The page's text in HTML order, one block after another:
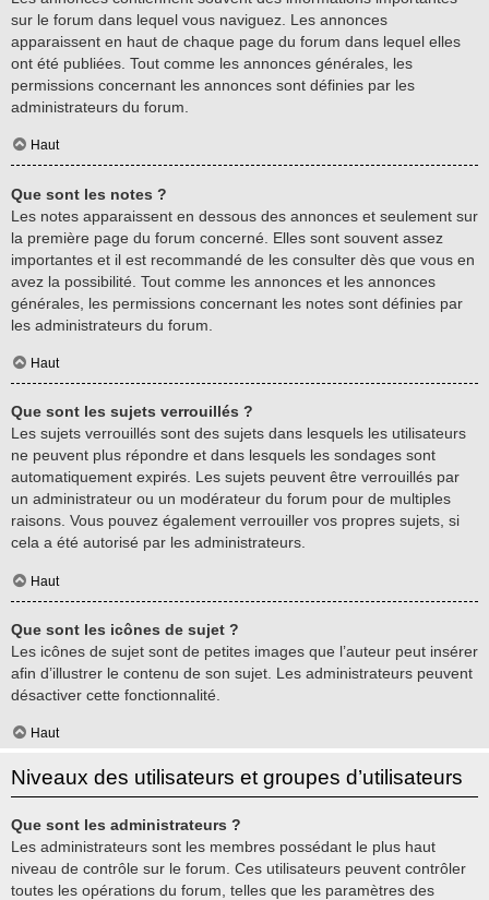
sur le forum dans lequel vous naviguez. Les annonces
apparaissent en haut de chaque page du forum dans lequel elles
ont été publiées. Tout comme les annonces générales, les
permissions concernant les annonces sont définies par les
administrateurs du forum.
Haut
Que sont les notes ?
Les notes apparaissent en dessous des annonces et seulement sur
la première page du forum concerné. Elles sont souvent assez
importantes et il est recommandé de les consulter dès que vous en
avez la possibilité. Tout comme les annonces et les annonces
générales, les permissions concernant les notes sont définies par
les administrateurs du forum.
Haut
Que sont les sujets verrouillés ?
Les sujets verrouillés sont des sujets dans lesquels les utilisateurs
ne peuvent plus répondre et dans lesquels les sondages sont
automatiquement expirés. Les sujets peuvent être verrouillés par
un administrateur ou un modérateur du forum pour de multiples
raisons. Vous pouvez également verrouiller vos propres sujets, si
cela a été autorisé par les administrateurs.
Haut
Que sont les icônes de sujet ?
Les icônes de sujet sont de petites images que l’auteur peut insérer
afin d’illustrer le contenu de son sujet. Les administrateurs peuvent
désactiver cette fonctionnalité.
Haut
Niveaux des utilisateurs et groupes d’utilisateurs
Que sont les administrateurs ?
Les administrateurs sont les membres possédant le plus haut
niveau de contrôle sur le forum. Ces utilisateurs peuvent contrôler
toutes les opérations du forum, telles que les paramètres des